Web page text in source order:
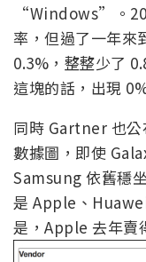
“Windows”。
率，但過了一年來
0.3%，整整少了
這塊的話，出現
同時 Gartner 也公
數據圖，即使
Samsung 依舊穩
是 Apple、
是，Apple 去年賣